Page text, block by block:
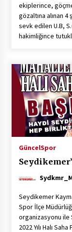
ekiplerince,
gözaltına alınan
sevk edilen U.B,
hakimliğince
GüncelSpor
Seydikemer
Spor İlçe
organizasyonu ile
2022 Yılı Halı